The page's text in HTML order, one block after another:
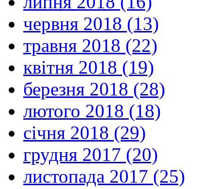
червня 2018 (13)
травня 2018 (22)
квітня 2018 (19)
березня 2018 (28)
лютого 2018 (18)
січня 2018 (29)
грудня 2017 (20)
листопада 2017 (25)